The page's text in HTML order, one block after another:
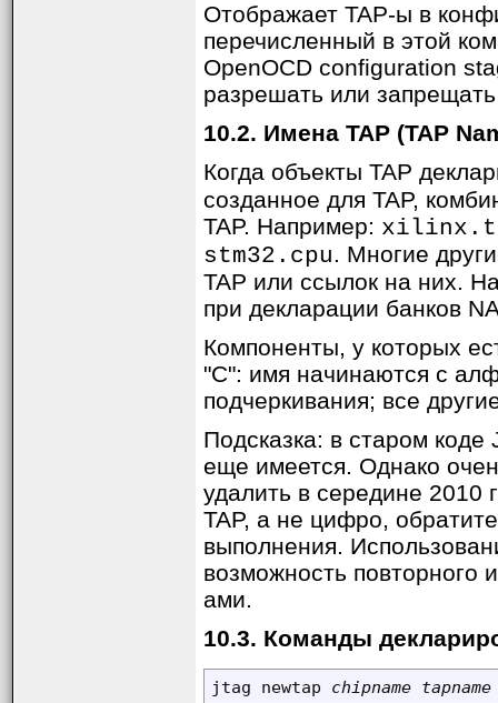
Отображает TAP-ы в
перечисленный в этой
OpenOCD configuration
разрешать или
10.2. Имена TAP (TAP
Когда объекты TAP
созданное для TAP,
TAP. Например:
stm32.cpu. Многие
TAP или ссылок на них.
при декларации банков
Компоненты, у которых
"C": имя начинаются с
подчеркивания; все
Подсказка: в старом
еще имеется. Однако
удалить в середине 2010
TAP, а не цифро,
выполнения.
возможность повторного
ами.
10.3. Команды
jtag newtap chipname